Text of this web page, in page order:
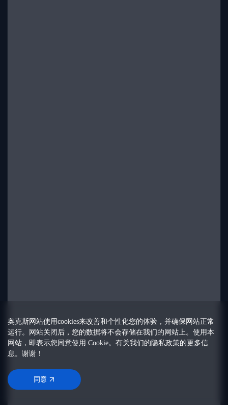
奥克斯网站使用cookies来改善和个性化您的体验，并确保网站正常
运行。网站关闭后，您的数据将不会存储在我们的网站上。使用本
网站，即表示您同意使用 Cookie。有关我们的 隐私政策的更多信
息。谢谢！
同意